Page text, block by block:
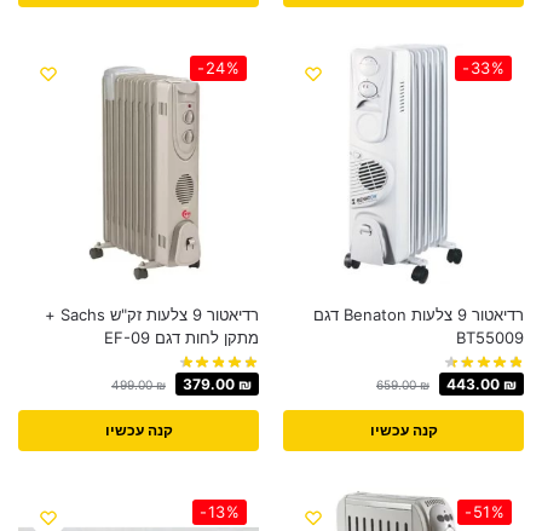
-33%
רדיאטור 9 צלעות Benaton דגם
BT55009
659.00₪ 443.00 ₪
קנה עכשיו
-24%
רדיאטור 9 צלעות זק"ש Sachs +
מתקן לחות דגם EF-09
499.00₪ 379.00 ₪
קנה עכשיו
-51%
-13%